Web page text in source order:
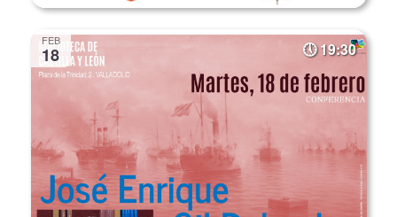
FEB
18 19:30